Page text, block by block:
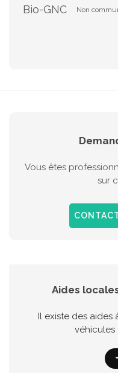
Bio-GNC Non
Vous êtes
sur
Aides
Il existe des
véhicules